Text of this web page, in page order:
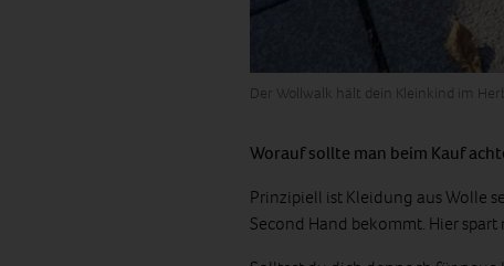
Der Wollwalk hält dein Kleinkind im
Worauf sollte man beim Kauf
Prinzipiell ist Kleidung aus Wolle
Second Hand bekommt. Hier